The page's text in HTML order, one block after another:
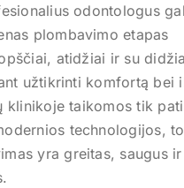
odontologus
plombavimo etapas
atidžiai ir su
užtikrinti komfortą bei
klinikoje taikomos tik
technologijos,
yra greitas, saugus ir